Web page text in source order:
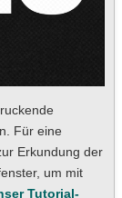
Für eine
Erkundung der
um mit
Tutorial-